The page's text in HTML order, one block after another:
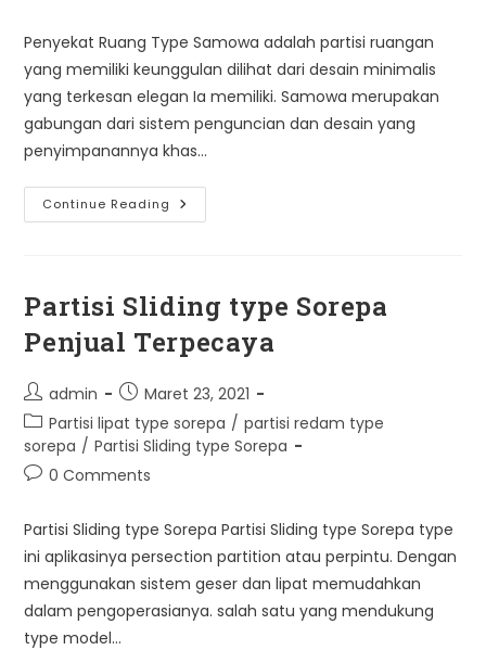
Penyekat Ruang Type Samowa adalah partisi ruangan
yang memiliki keunggulan dilihat dari desain minimalis
yang terkesan elegan Ia memiliki. Samowa merupakan
gabungan dari sistem penguncian dan desain yang
penyimpanannya khas…
Continue Reading Penyekat
Ruang
Partisi Sliding type Sorepa
Penjual Terpecaya
Post
author:
admin
Post
published:
Maret 23, 2021
Post
category:
Partisi lipat type sorepa / partisi redam type
sorepa / Partisi Sliding type Sorepa
Post0 Comments
Partisi Sliding type Sorepa Partisi Sliding type Sorepa type
ini aplikasinya persection partition atau perpintu. Dengan
menggunakan sistem geser dan lipat memudahkan
dalam pengoperasianya. salah satu yang mendukung
type model…